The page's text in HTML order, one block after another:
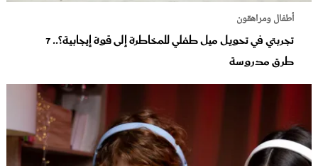
أطفال ومراهقون
تجربتي في تحويل ميل طفلي للمخاطرة إلى قوة إيجابية؟.. 7
طرق مدروسة